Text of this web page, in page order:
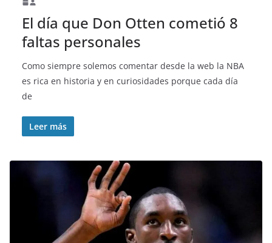
El día que Don Otten cometió 8
faltas personales
Como siempre solemos comentar desde la web la NBA
es rica en historia y en curiosidades porque cada día
de
Leer más